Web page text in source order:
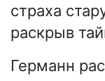
страха
раскрыв
Германн